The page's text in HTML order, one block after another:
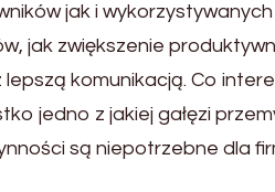
jak i
jak zwiększenie
komunikacją. Co
jedno z jakiej gałęzi
są niepotrzebne dla